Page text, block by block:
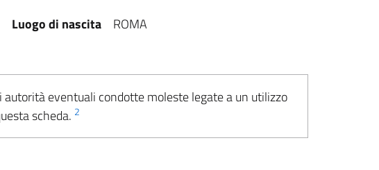
Luogo di nascita
ROMA
autorità eventuali condotte moleste legate a un utilizzo
scheda. 2